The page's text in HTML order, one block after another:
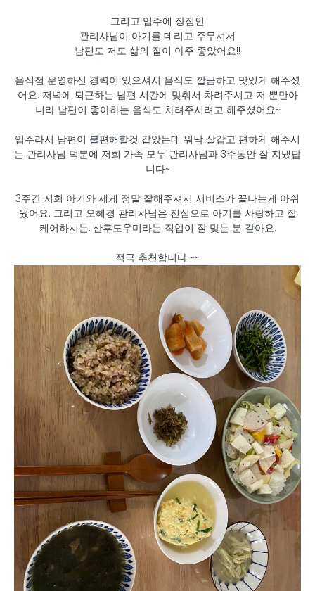
그리고 입주에 장점인
관리사님이 아기를 데리고 주무셔서
남편도 저도 삶의 질이 아주 좋았어요!!
음식점 운영하신 경력이 있으셔서 음식도 깔끔하고 맛있게 해주셨
어요. 저녁에 퇴근하는 남편 시간에 맞춰서 차려주시고 저 뿐만아
니라 남편이 좋아하는 음식도 차려주시려고 해주셨어요~
입주라서 남편이 불편해할것 같았는데 워낙 살갑고 편하게 해주시
는 관리사님 덕분에 저희 가족 모두 관리사님과 3주동안 잘 지냈답
니다~
3주간 저희 아기와 제게 정말 잘해주셔서 서비스가 끝나는게 아쉬
웠어요. 그리고 오혜경 관리사님은 진심으로 아기를 사랑하고 잘
케어하시는, 산후도우미라는 직업이 잘 맞는 분 같아요.
적극 추천합니다 ~~